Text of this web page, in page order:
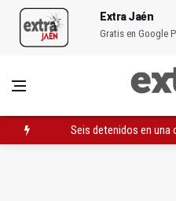
Extra Jaén
Gratis en Google
Seis detenidos en una